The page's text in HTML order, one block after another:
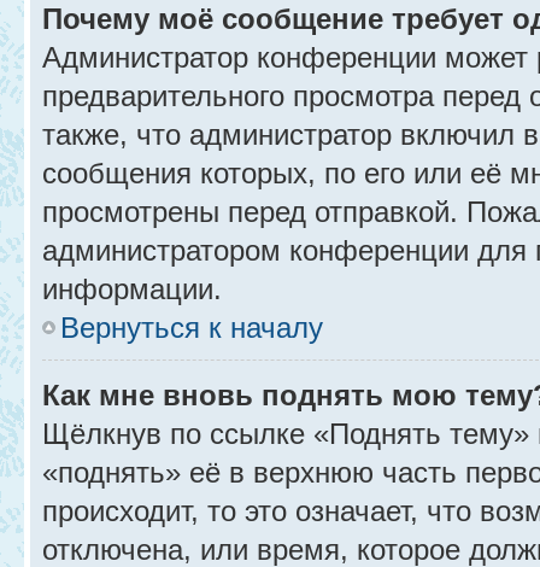
Почему моё сообщение требует
Администратор конференции
предварительного просмотра
также, что администратор включил
сообщения которых, по его или её
просмотрены перед отправкой.
администратором конференции для
информации.
Вернуться к началу
Как мне вновь поднять мою
Щёлкнув по ссылке «Поднять
«поднять» её в верхнюю часть
происходит, то это означает, что
отключена, или время, которое